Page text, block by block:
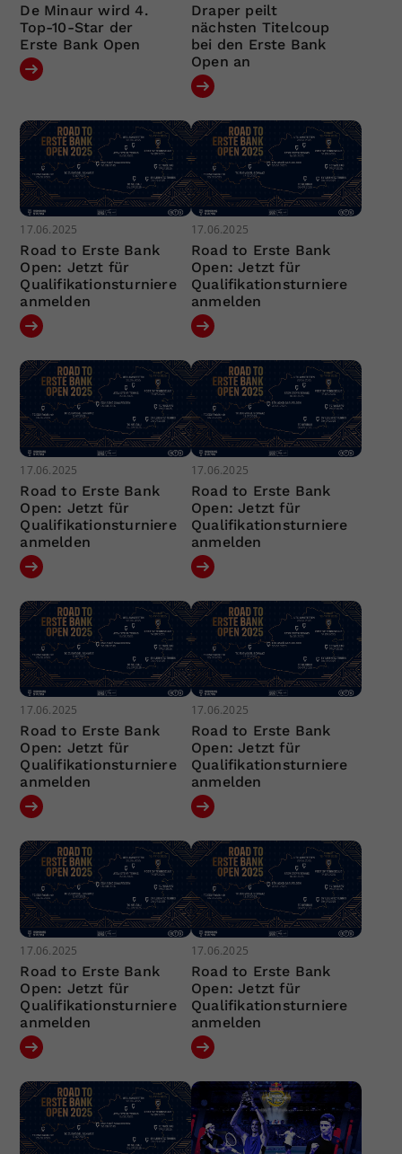
De Minaur wird 4.
Top-10-Star der
Erste Bank Open
Draper peilt
nächsten Titelcoup
bei den Erste Bank
Open an
17.06.2025
Road to Erste Bank
Open: Jetzt für
Qualifikationsturniere
anmelden
17.06.2025
Road to Erste Bank
Open: Jetzt für
Qualifikationsturniere
anmelden
17.06.2025
Road to Erste Bank
Open: Jetzt für
Qualifikationsturniere
anmelden
17.06.2025
Road to Erste Bank
Open: Jetzt für
Qualifikationsturniere
anmelden
17.06.2025
Road to Erste Bank
Open: Jetzt für
Qualifikationsturniere
anmelden
17.06.2025
Road to Erste Bank
Open: Jetzt für
Qualifikationsturniere
anmelden
17.06.2025
Road to Erste Bank
Open: Jetzt für
Qualifikationsturniere
anmelden
17.06.2025
Road to Erste Bank
Open: Jetzt für
Qualifikationsturniere
anmelden